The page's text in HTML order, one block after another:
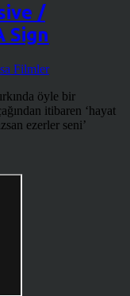
/
Sign
Filmler
öyle bir
itibaren ‘hayat
ezerler seni’